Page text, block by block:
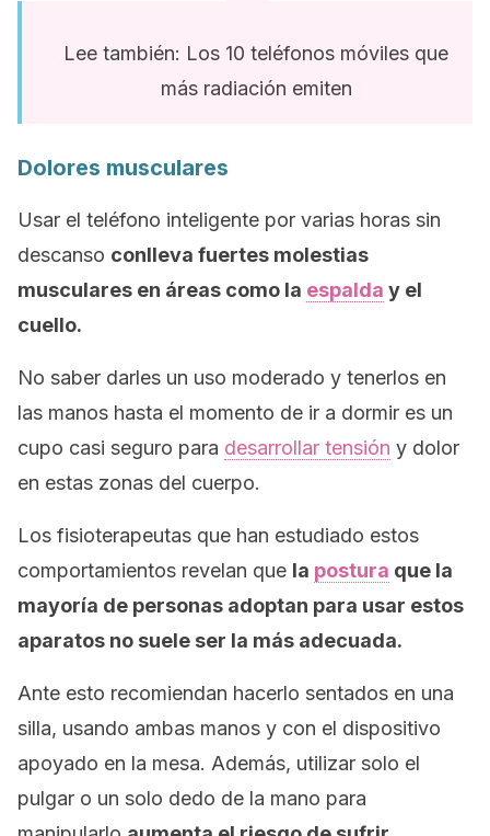
Lee también: Los 10 teléfonos móviles que
más radiación emiten
Dolores musculares
Usar el teléfono inteligente por varias horas sin
descanso conlleva fuertes molestias
musculares en áreas como la espalda y el
cuello.
No saber darles un uso moderado y tenerlos en
las manos hasta el momento de ir a dormir es un
cupo casi seguro para desarrollar tensión y dolor
en estas zonas del cuerpo.
Los fisioterapeutas que han estudiado estos
comportamientos revelan que la postura que la
mayoría de personas adoptan para usar estos
aparatos no suele ser la más adecuada.
Ante esto recomiendan hacerlo sentados en una
silla, usando ambas manos y con el dispositivo
apoyado en la mesa. Además, utilizar solo el
pulgar o un solo dedo de la mano para